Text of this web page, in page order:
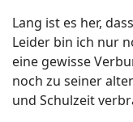
Lang ist es her,
Leider bin ich nur
eine gewisse
noch zu seiner
und Schulzeit